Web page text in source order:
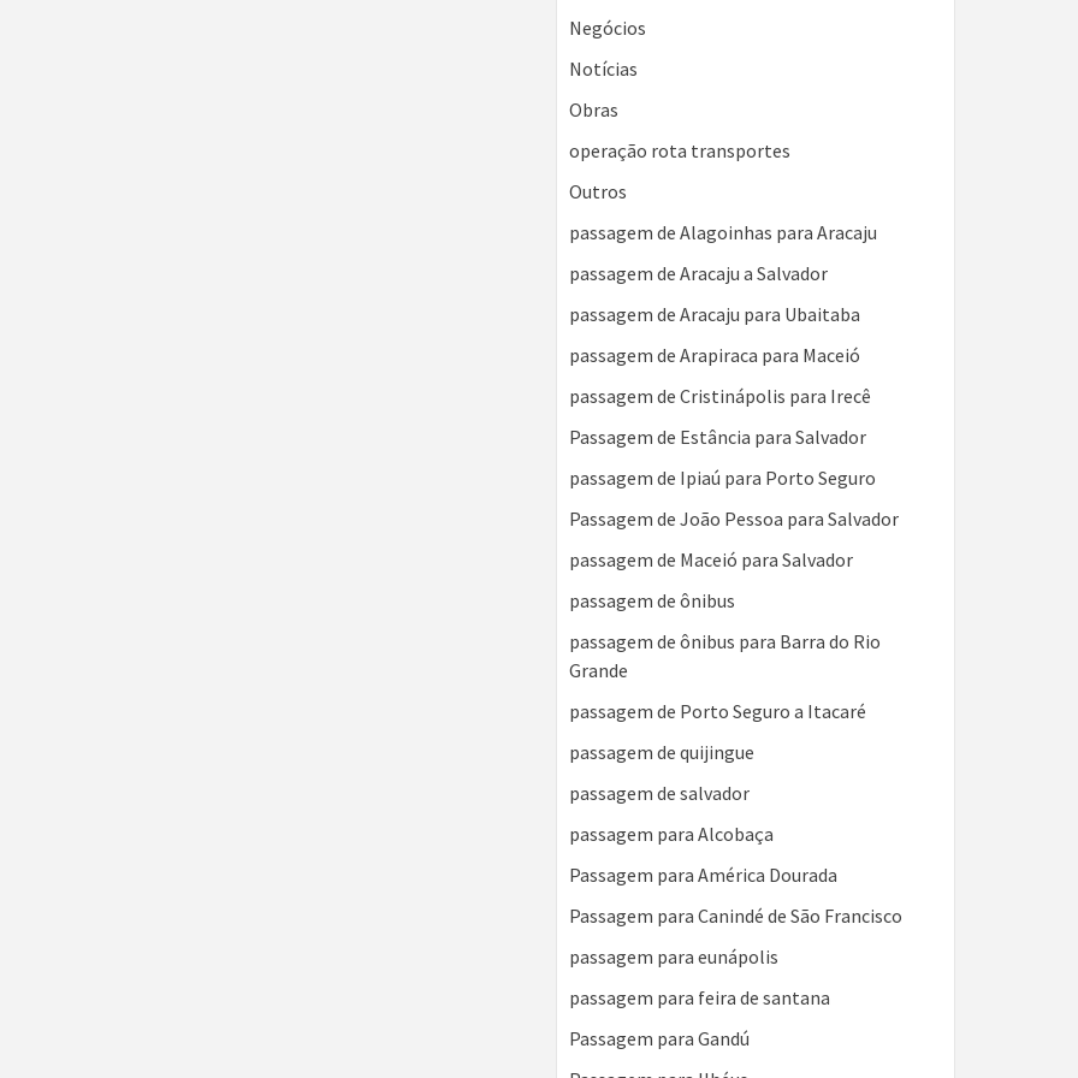
Negócios
Notícias
Obras
operação rota transportes
Outros
passagem de Alagoinhas para Aracaju
passagem de Aracaju a Salvador
passagem de Aracaju para Ubaitaba
passagem de Arapiraca para Maceió
passagem de Cristinápolis para Irecê
Passagem de Estância para Salvador
passagem de Ipiaú para Porto Seguro
Passagem de João Pessoa para Salvador
passagem de Maceió para Salvador
passagem de ônibus
passagem de ônibus para Barra do Rio
Grande
passagem de Porto Seguro a Itacaré
passagem de quijingue
passagem de salvador
passagem para Alcobaça
Passagem para América Dourada
Passagem para Canindé de São Francisco
passagem para eunápolis
passagem para feira de santana
Passagem para Gandú